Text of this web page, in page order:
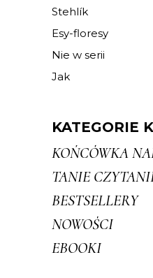
Stehlík
Esy-floresy
Nie w serii
Jak
KATEGORIE
KOŃCÓWKA
TANIE
BESTSELLERY
NOWOŚCI
EBOOKI